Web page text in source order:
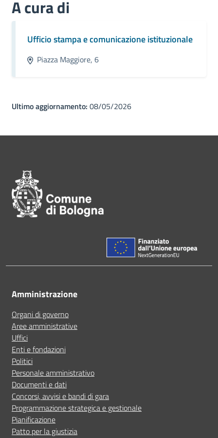
A cura di
Ufficio stampa e comunicazione istituzionale
Piazza Maggiore, 6
Ultimo aggiornamento: 08/05/2026
Amministrazione
Organi di governo
Aree amministrative
Uffici
Enti e fondazioni
Politici
Personale amministrativo
Documenti e dati
Concorsi, avvisi e bandi di gara
Programmazione strategica e gestionale
Pianificazione
Patto per la giustizia